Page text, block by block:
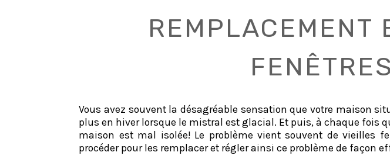
REMPLACEMENT
Vous avez souvent la désagréable sensation que votre maison
plus en hiver lorsque le mistral est glacial. Et puis, à chaque fois
maison est mal isolée! Le problème vient souvent de vieilles
procéder pour les remplacer et régler ainsi ce problème de façon